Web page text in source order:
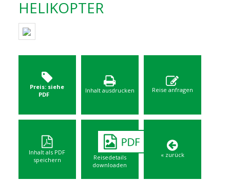
HELIKOPTER
Preis: siehe
PDF
Inhalt ausdrucken Reise anfragen
Inhalt als PDF
speichern
Reisedetails
downloaden
« zurück